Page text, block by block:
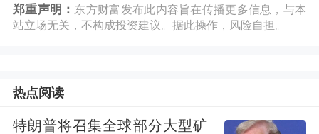
盈率（TTM）约为98.57倍，市净率
2.67倍。
郑重声明： 东方财富发布此内容旨在传播更多信息，与本
站立场无关，不构成投资建议。据此操作，风险自担。
热点阅读
特朗普将召集全球部分大型矿